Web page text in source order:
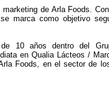
de Arla Foods.
marca como objetivo
10 años dentro del
en Qualia Lácteos /
Foods, en el sector de